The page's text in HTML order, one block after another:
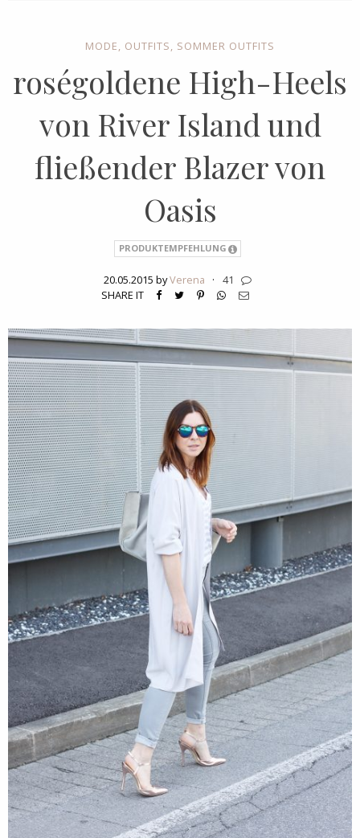
MODE, OUTFITS, SOMMER OUTFITS
roségoldene High-Heels
von River Island und
fließender Blazer von
Oasis
PRODUKTEMPFEHLUNG
20.05.2015 byVerena ·
41
SHARE IT